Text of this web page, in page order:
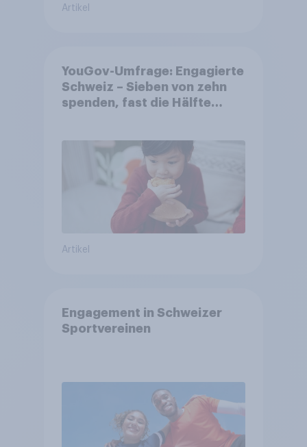
Artikel
YouGov-Umfrage: Engagierte
Schweiz – Sieben von zehn
spenden, fast die Hälfte
Artikel
Engagement in Schweizer
Sportvereinen